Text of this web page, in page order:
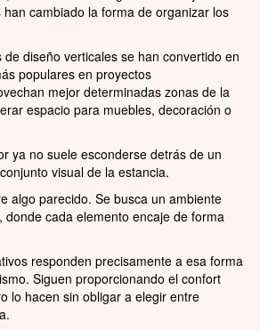
cambiado la forma de organizar los
diseño verticales se han convertido en
populares en proyectos
mejor determinadas zonas de la
espacio para muebles, decoración o
ya no suele esconderse detrás de un
visual de la estancia.
algo parecido. Se busca un ambiente
donde cada elemento encaje de forma
responden precisamente a esa forma
Siguen proporcionando el confort
lo hacen sin obligar a elegir entre